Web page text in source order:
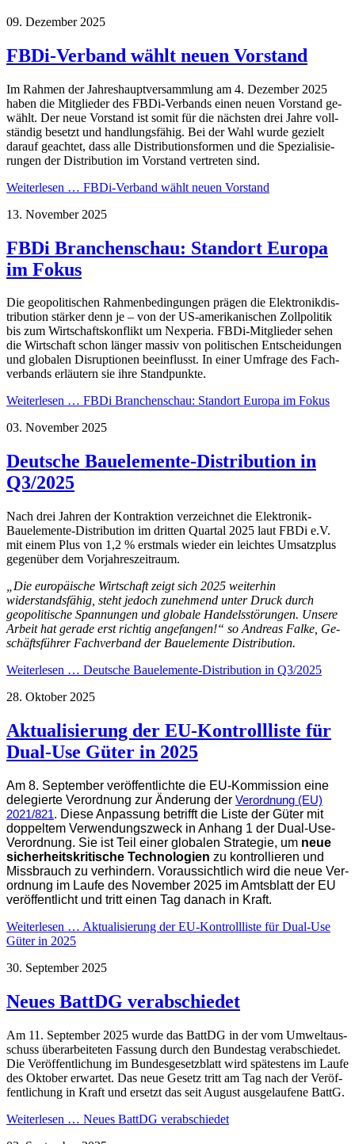
09. Dezember 2025
FBDi-Verband wählt neuen Vorstand
Im Rahmen der Jahres­haupt­ver­samm­lung am 4. Dezember 2025
haben die Mitglieder des FBDi-Ver­bands einen neuen Vorstand ge­
wählt. Der neue Vorstand ist somit für die nächsten drei Jahre voll­
stän­dig besetzt und handlungsfähig. Bei der Wahl wurde gezielt
darauf ge­ach­tet, dass alle Dis­tri­bu­tions­for­men und die Spe­zia­li­sie­
rungen der Dis­tri­bu­tion im Vorstand vertreten sind.
Weiterlesen … FBDi-Verband wählt neuen Vorstand
13. November 2025
FBDi Branchenschau: Standort Europa
im Fokus
Die geopolitischen Rah­men­be­din­gungen prägen die Elek­tronik­dis­
tri­bu­tion stärker denn je – von der US-ame­ri­ka­ni­schen Zoll­po­li­tik
bis zum Wirt­schafts­kon­flikt um Nex­peria. FBDi-Mitglieder sehen
die Wirt­schaft schon länger mas­siv von poli­ti­schen Ent­schei­dun­gen
und glo­ba­len Dis­rup­tionen be­ein­flusst. In einer Um­fra­ge des Fach­
ver­bands er­läu­tern sie ihre Stand­punkte.
Weiterlesen … FBDi Branchenschau: Standort Europa im Fokus
03. November 2025
Deutsche Bauelemente-Distribution in
Q3/2025
Nach drei Jahren der Kontraktion verzeichnet die Elektronik-
Bauelemente-Distribution im dritten Quartal 2025 laut FBDi e.V.
mit einem Plus von 1,2 % erstmals wieder ein leichtes Umsatzplus
ge­gen­über dem Vor­jahres­zeit­raum.
„Die europäische Wirtschaft zeigt sich 2025 wei­ter­hin
widerstandsfähig, steht jedoch zu­neh­mend unter Druck durch
geopolitische Span­nungen und globale Handelsstörungen. Unsere
Arbeit hat gerade erst richtig an­ge­fangen!“ so Andreas Falke, Ge­
schäfts­führer Fach­ver­band der Bau­ele­mente Distribution.
Weiterlesen … Deutsche Bauelemente-Distribution in Q3/2025
28. Oktober 2025
Aktualisierung der EU-Kontrollliste für
Dual-Use Güter in 2025
Am 8. September veröffentlichte die EU-Kommission eine
delegierte Ver­ord­nung zur Än­de­rung der Verordnung (EU)
2021/821. Diese An­pas­sung be­trifft die Liste der Güter mit
dop­pel­tem Ver­wen­dungs­zweck in Anhang 1 der Dual-Use-
Ver­ord­nung. Sie ist Teil einer glo­ba­len Stra­tegie, um neue
sicher­heits­kri­ti­sche Technologien zu kon­trol­lieren und
Miss­brauch zu ver­hin­dern. Voraus­sichtlich wird die neue Ver­
ord­nung im Laufe des No­vem­ber 2025 im Amts­blatt der EU
ver­öffent­licht und tritt einen Tag danach in Kraft.
Weiterlesen … Aktualisierung der EU-Kontrollliste für Dual-Use
Güter in 2025
30. September 2025
Neues BattDG verabschiedet
Am 11. September 2025 wurde das BattDG in der vom Umwelt­aus­
schuss überarbeiteten Fassung durch den Bundestag verabschiedet.
Die Veröffentlichung im Bundes­ge­setz­blatt wird spä­tes­tens im Laufe
des Oktober er­war­tet. Das neue Ge­setz tritt am Tag nach der Ver­öf­
fent­li­chung in Kraft und ersetzt das seit August aus­ge­lau­fene BattG.
Weiterlesen … Neues BattDG verabschiedet